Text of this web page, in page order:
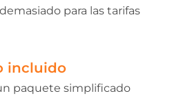
para las tarifas
incluido
paquete simplificado